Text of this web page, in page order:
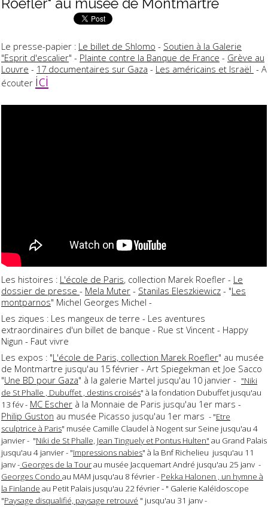
Roefler" au musée de Montmartre
Le presse-papier : Le billet de Shlomo - Soutien à la Galerie
"Esprit d'escalier" - Plainte contre la Banque de France - Grève au
Louvre - 17 documentaires sur Gaza - Les américains et Israël - A
écouter ici
Les histoires : L'école de Paris, collection Marek Roefler - Le
dossier de presse - Mela Muter - Stanilas Eleszkiewicz - "Les
montparnos" Michel Georges Michel -
Les ziques : Les mangeux de terre - Les aventures
extraordinaires d'un billet de banque - Rue st Vincent - Happy
Nigun - Faut vivre
Les expos : "L'école de Paris, collection Marek Roefler" au musée
de Montmartre jusqu'au 15 février - Art Spiegekman et Joe Sacco
"Une BD pour Gaza" à la galerie Martel jusqu'au 10 janvier - "Niki
de St Phalle , Dubuffet , destins croisés" à la fondation Dubuffet jusqu'au
13 fév - MC Escher à la Monnaie de Paris jusqu'au 1er mars -
Philip Guston au musée Picasso jusqu'au 1er mars - "Etre
sculptrice à Paris" musée Camille Claudel à Nogent sur Seine jusqu'au 4
janvier - "Niki de St Phalle, Jean Tinguely et Pontus Hulten" au Grand Palais
jusqu'au 4 janvier - "Impressions nabies" à la Bnf Richelieu jusqu'au 11
janv - Georges de la Tourau musée Jacquemart André jusqu'au 25 janv -
Georges Condo au MAM jusqu'au 8 février - Pekka Halonen , un hymne à
la Finlande au Petit Palais jusqu'au 22 février - " Galerie Kaléïdoscope
"Paysage disqualifié, paysage retrouvé " jusqu'au 31 janv -